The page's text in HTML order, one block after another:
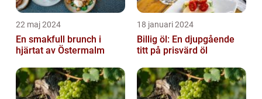
22 maj 2024
En smakfull brunch i
hjärtat av Östermalm
18 januari 2024
Billig öl: En djupgående
titt på prisvärd öl